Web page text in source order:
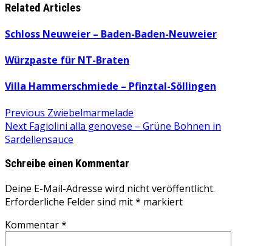
Related Articles
Schloss Neuweier – Baden-Baden-Neuweier
Würzpaste für NT-Braten
Villa Hammerschmiede – Pfinztal-Söllingen
Beitragsnavigation
Previous Previous
post:
Zwiebelmarmelade
Next Next
post:
Fagiolini alla genovese – Grüne Bohnen in
Sardellensauce
Schreibe einen Kommentar
Deine E-Mail-Adresse wird nicht veröffentlicht.
Erforderliche Felder sind mit* markiert
Kommentar*